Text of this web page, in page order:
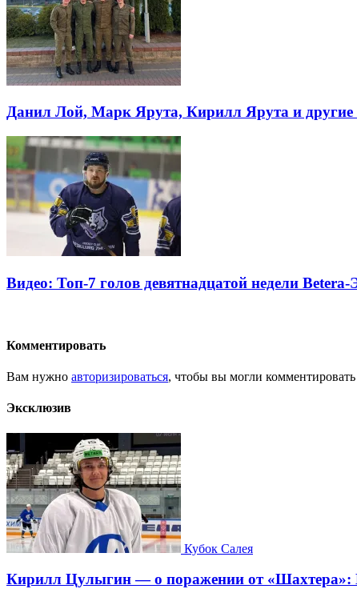
Данил Лой, Марк Ярута, Кирилл Ярута и другие
Видео: Топ-7 голов девятнадцатой недели Betera-
Комментировать
Вам нужно авторизироваться, чтобы вы могли комментировать
Эксклюзив
Кубок Салея
Кирилл Цулыгин — о поражении от «Шахтера»: